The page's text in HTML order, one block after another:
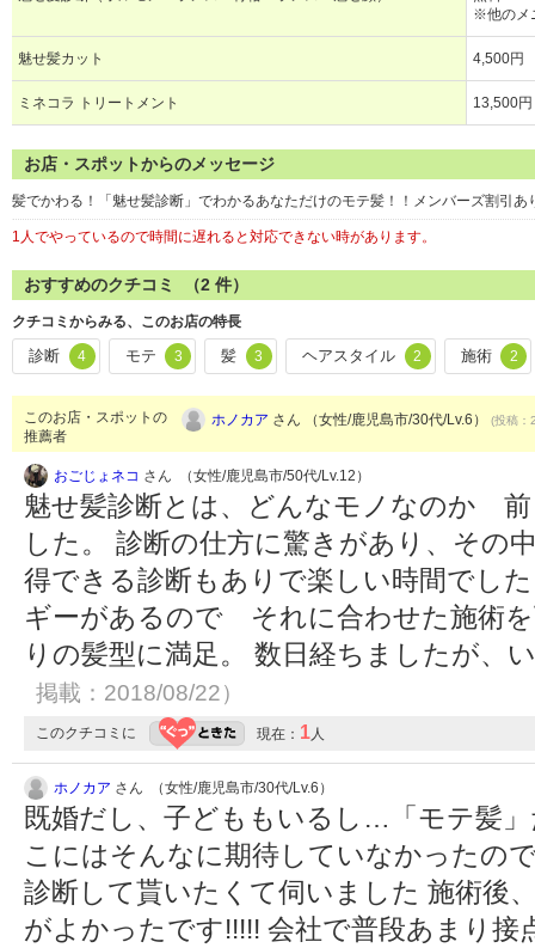
※他のメ
魅せ髪カット 4,500円
ミネコラ トリートメント 13,500
お店・スポットからのメッセージ
髪でかわる！「魅せ髪診断」でわかるあなただけのモテ髪！！メンバーズ割引あ
1人でやっているので時間に遅れると対応できない時があります。
おすすめのクチコミ （2 件）
クチコミからみる、このお店の特長
診断 4 モテ 3 髪 3 ヘアスタイル 2 施術 2
このお店・スポットの
推薦者
ホノカア さん （女性/鹿児島市/30代/Lv.6） (投稿
おごじょネコ さん （女性/鹿児島市/50代/Lv.12）
魅せ髪診断とは、どんなモノなのか
した。 診断の仕方に驚きがあり、その
得できる診断もありで楽しい時間でし
ギーがあるので それに合わせた施術
りの髪型に満足。 数日経ちましたが、
掲載：2018/08/22）
このクチコミに 現在： 1 人
ホノカア さん （女性/鹿児島市/30代/Lv.6）
既婚だし、子どももいるし…「モテ髪
こにはそんなに期待していなかったの
診断して貰いたくて伺いました 施術後
がよかったです!!!!! 会社で普段あまり接